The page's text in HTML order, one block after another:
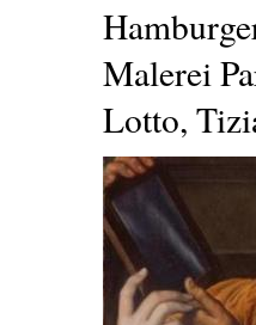
Malerei
Lotto,